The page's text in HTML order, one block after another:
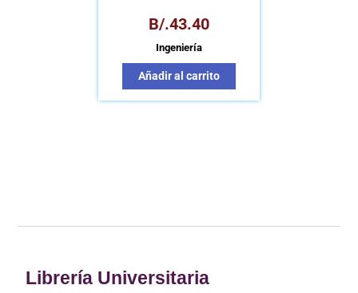
B/.43.40
Ingeniería
Añadir al carrito
Librería Universitaria